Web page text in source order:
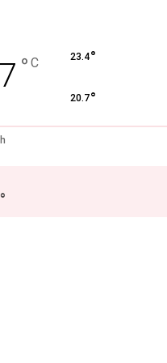
° C 23.4°
20.7°
°